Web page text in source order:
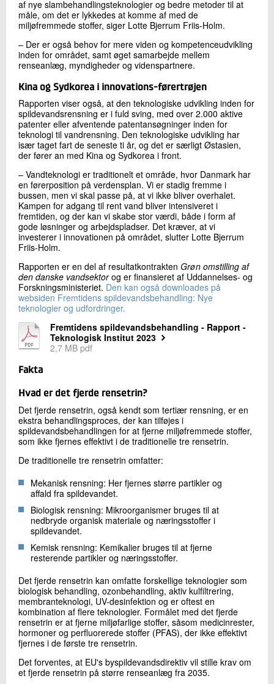
af nye slambehandlingsteknologier og bedre metoder til at
måle, om det er lykkedes at komme af med de
miljøfremmede stoffer, siger Lotte Bjerrum Friis-Holm.
– Der er også behov for mere viden og kompetenceudvikling
inden for området, samt øget samarbejde mellem
renseanlæg, myndigheder og videnspartnere.
Kina og Sydkorea i innovations-førertrøjen
Rapporten viser også, at den teknologiske udvikling inden for
spildevandsrensning er i fuld sving, med over 2.000 aktive
patenter eller afventende patentansøgninger inden for
teknologi til vandrensning. Den teknologiske udvikling har
især taget fart de seneste ti år, og det er særligt Østasien,
der fører an med Kina og Sydkorea i front.
– Vandteknologi er traditionelt et område, hvor Danmark har
en førerposition på verdensplan. Vi er stadig fremme i
bussen, men vi skal passe på, at vi ikke bliver overhalet.
Kampen for adgang til rent vand bliver intensiveret i
fremtiden, og der kan vi skabe stor værdi, både i form af
gode løsninger og arbejdspladser. Det kræver, at vi
investerer i innovationen på området, slutter Lotte Bjerrum
Friis-Holm.
Rapporten er en del af resultatkontrakten Grøn omstilling af
den danske vandsektorog er finansieret af Uddannelses- og
Forskningsministeriet. Den kan også downloades på
websiden Fremtidens spildevandsbehandling: Nye
teknologier og udfordringer.
Fremtidens spildevandsbehandling - Rapport -
Teknologisk Institut 2023
2,7 MB pdf
Fakta
Hvad er det fjerde rensetrin?
Det fjerde rensetrin, også kendt som tertiær rensning, er en
ekstra behandlingsproces, der kan tilføjes i
spildevandsbehandlingen for at fjerne miljøfremmede stoffer,
som ikke fjernes effektivt i de traditionelle tre rensetrin.
De traditionelle tre rensetrin omfatter:
Mekanisk rensning: Her fjernes større partikler og
affald fra spildevandet.
Biologisk rensning: Mikroorganismer bruges til at
nedbryde organisk materiale og næringsstoffer i
spildevandet.
Kemisk rensning: Kemikalier bruges til at fjerne
resterende partikler og næringsstoffer.
Det fjerde rensetrin kan omfatte forskellige teknologier som
biologisk behandling, ozonbehandling, aktiv kulfiltrering,
membranteknologi, UV-desinfektion og er oftest en
kombination af flere teknologier. Formålet med det fjerde
rensetrin er at fjerne miljøfarlige stoffer, såsom medicinrester,
hormoner og perfluorerede stoffer (PFAS), der ikke effektivt
fjernes i de første tre rensetrin.
Det forventes, at EU's byspildevandsdirektiv vil stille krav om
et fjerde rensetrin på større renseanlæg fra 2035.